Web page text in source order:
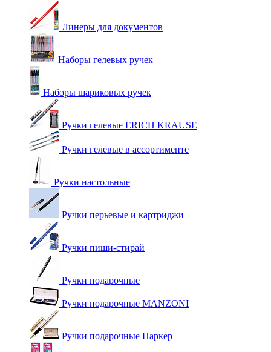
Линеры для документов
Наборы гелевых ручек
Наборы шариковых ручек
Ручки гелевые ERICH KRAUSE
Ручки гелевые в ассортименте
Ручки настольные
Ручки перьевые и картриджи
Ручки пиши-стирай
Ручки подарочные
Ручки подарочные MANZONI
Ручки подарочные Паркер